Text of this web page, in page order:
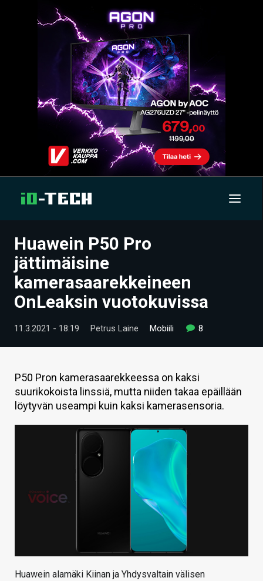
UUTISET
ARTIKKELIT
VIDEOT
TECHBBS
HINTA.FI
KAUPPA
VAIHDA TEEMA
Huawein P50 Pro
jättimäisine
kamerasaarekkeineen
OnLeaksin vuotokuvissa
11.3.2021 - 18:19 Petrus Laine Mobiili 8
P50 Pron kamerasaarekkeessa on kaksi
suurikokoista linssiä, mutta niiden takaa epäillään
löytyvän useampi kuin kaksi kamerasensoria.
Huawein alamäki Kiinan ja Yhdysvaltain välisen